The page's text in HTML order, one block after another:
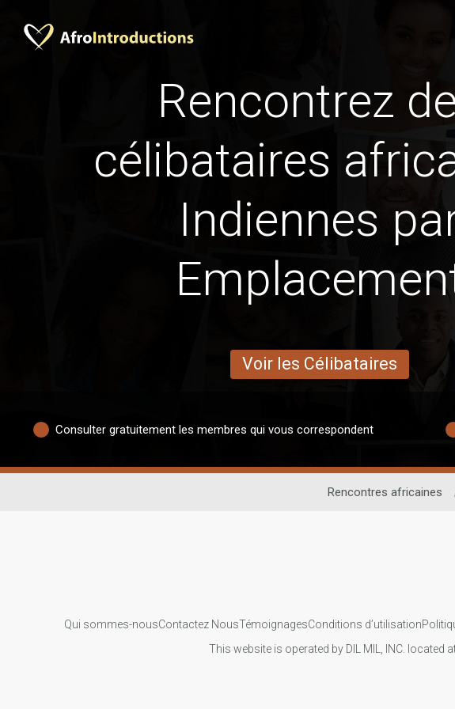
Rencontrez
célibataires
Indiennes
Voir les Célibataires
Consulter gratuitement les membres qui vous correspondent
Rencontres africaines
Qui sommes-nousContactez NousTémoignagesConditions d’utilisation
This website is operated by DIL MIL, INC. located